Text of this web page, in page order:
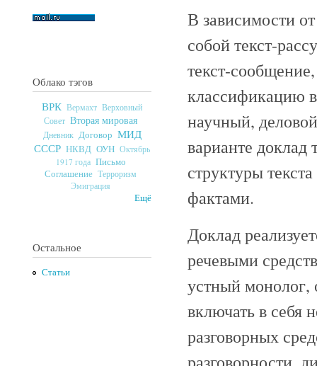
Облако тэгов
ВРК Вермахт Верховный
Совет Вторая мировая
Дневник Договор МИД
СССР НКВД ОУН Октябрь
1917 года Письмо
Соглашение Терроризм
Эмиграция
Ещё
Остальное
Статьи
В зависимости
собой текст-
текст-
классификацию
научный,
варианте доклад
структуры
фактами.
Доклад
речевыми
устный монолог,
включать в себя
разговорных